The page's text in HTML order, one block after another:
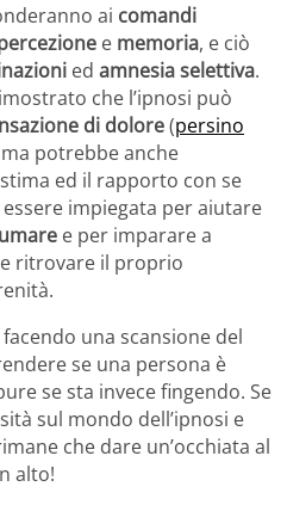
ai comandi
e memoria, e ciò
ed amnesia selettiva.
che l’ipnosi può
di dolore(persino
potrebbe anche
ed il rapporto con se
impiegata per aiutare
e per imparare a
e ritrovare il proprio
una scansione del
se una persona è
se sta invece fingendo. Se
sul mondo dell’ipnosi e
che dare un’occhiata al
alto!